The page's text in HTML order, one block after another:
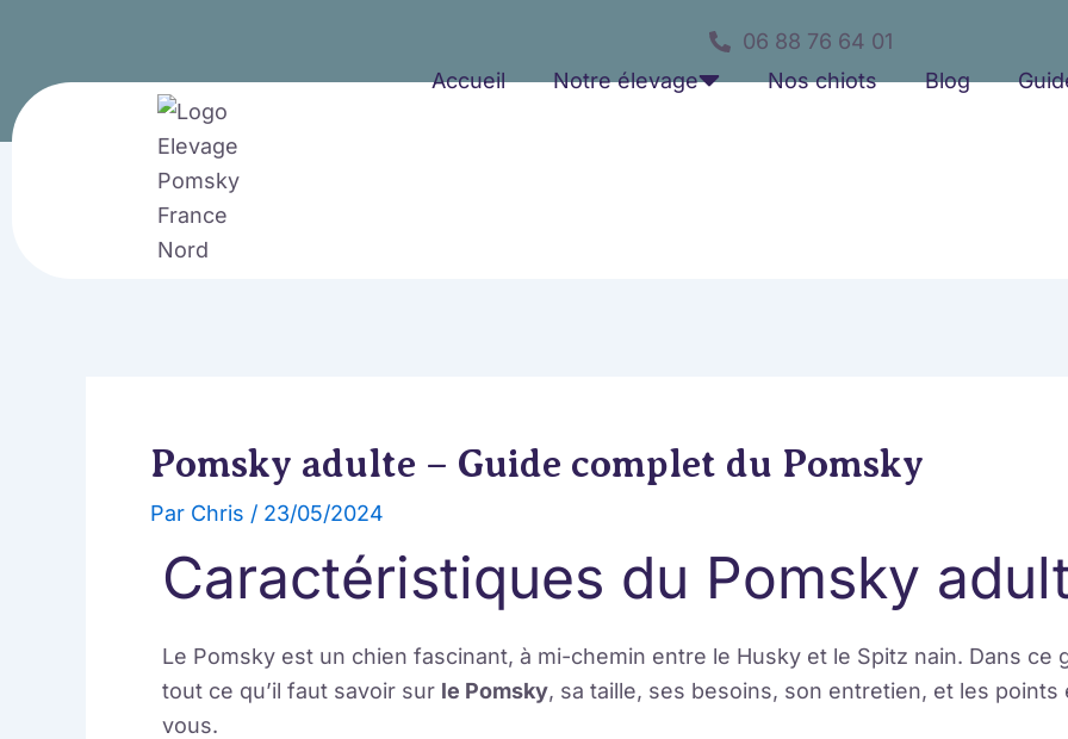
contenu
06 88 76 64 01
Accueil
Notre élevage Nos chiots Blog
Pomsky adulte – Guide complet du Pomsky
Par Chris / 23/05/2024
Caractéristiques du Pomsky
Le Pomsky est un chien fascinant, à mi-chemin entre le Husky et le Spitz nain. Dans
tout ce qu’il faut savoir sur le Pomsky, sa taille, ses besoins, son entretien, et les
vous.